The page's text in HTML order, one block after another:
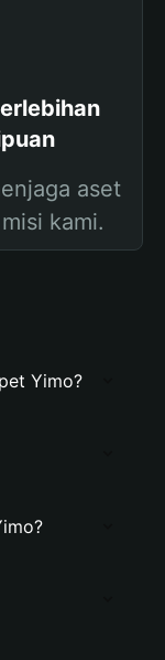
aset
kami.
Yimo?